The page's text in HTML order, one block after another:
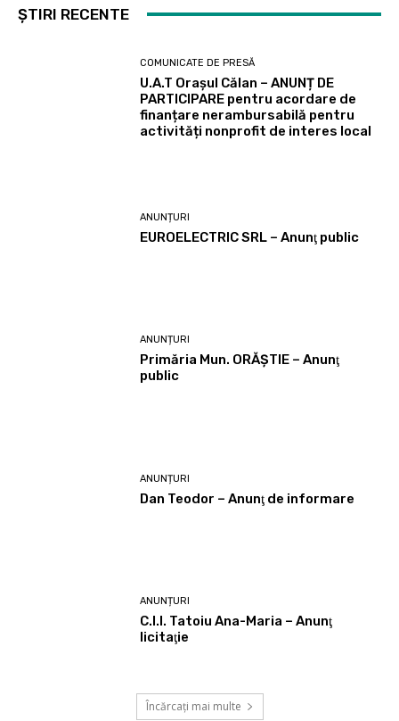
ȘTIRI RECENTE
COMUNICATE DE PRESĂ
U.A.T Orașul Călan – ANUNȚ DE
PARTICIPARE pentru acordare de
finanțare nerambursabilă pentru
activități nonprofit de interes local
ANUNȚURI
EUROELECTRIC SRL – Anunţ public
ANUNȚURI
Primăria Mun. ORĂȘTIE – Anunţ
public
ANUNȚURI
Dan Teodor – Anunţ de informare
ANUNȚURI
C.I.I. Tatoiu Ana-Maria – Anunţ
licitaţie
Încărcați mai multe